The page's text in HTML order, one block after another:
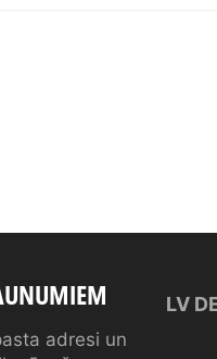
adresi un
LV